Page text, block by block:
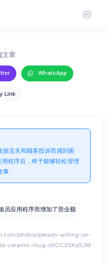
on-brown-wooden-table-near-
文章
WhatsApp
Link
丢失和顾客投诉而感到困
程序后，终于能够轻松管理
事
photos/person-writing-on-
ceramic-mug-s9CC2SKySJM